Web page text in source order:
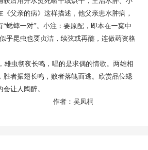
父亲的病》这样描述，他父亲患水肿病，
“蟋蟀一对”。小注：要原配，即本在一窠中
乎昆虫也要贞洁，续弦或再醮，连做药资格
虫彻夜长鸣，唱的是求偶的情歌。两雄相
胜者振翅长鸣，败者落魄而逃。欣赏品位蟋
让人陶醉。
吴凤桐